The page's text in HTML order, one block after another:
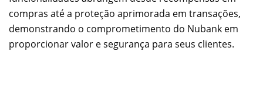
compras até a proteção aprimorada em transações,
demonstrando o comprometimento do Nubank em
proporcionar valor e segurança para seus clientes.